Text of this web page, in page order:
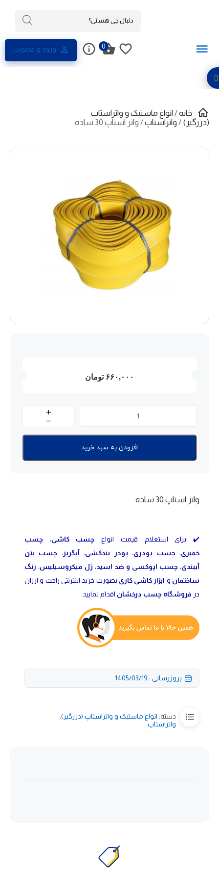
ورود و عضویت 0
خانه/انواع ماستیک و واتراستاپ
(درزگیر) /واتراستاپ/ واتر استاپ 30 ساده
۶۶۰,۰۰۰ تومان
افزودن به سبد خرید
واتر استاپ 30 ساده
✔️ برای استعلام قیمت انواع چسب کاشی، چسب
خمیری، چسب پودری، پودر بندکشی، آبگریز، چسب بتن
آببندی، چسب اپوکسی و ضد اسید، ژل میکروسیلیس، رنگ
ساختمان و ابزار کاشی کاری بصورت خرید اینترنتی راحت و ارزان
در فروشگاه چسب درخشان اقدام نمایید.
بروزرسانی : 1405/03/19
دسته: انواع ماستیک و واتراستاپ (درزگیر)
واتراستاپ